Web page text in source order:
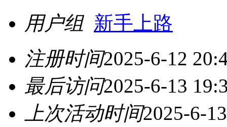
用户组 新手上路
注册时间2025-6-12
最后访问2025-6-13
上次活动时间2025-6-